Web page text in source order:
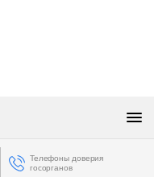
Телефоны доверия
госорганов